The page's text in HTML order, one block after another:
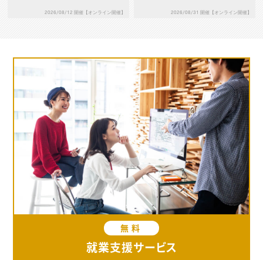
2026/08/12 開催【オンライン開催】 2026/08/31 開催【オンライン開催】
無料
就業支援サービス